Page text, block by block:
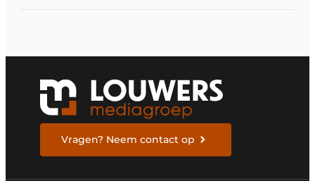
Vragen? Neem contact op